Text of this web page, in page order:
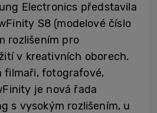
Electronics představila
S8 (modelové číslo
rozlišením pro
v kreativních oborech.
filmaři, fotografové,
je nová řada
s vysokým rozlišením, u